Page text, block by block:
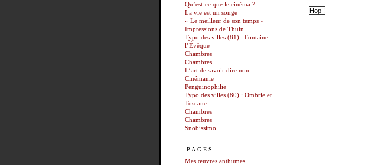
Qu’est-ce que le cinéma ?
La vie est un songe
« Le meilleur de son temps »
Impressions de Thuin
Typo des villes (81) : Fontaine-
l’Évêque
Chambres
Chambres
L’art de savoir dire non
Cinémanie
Penguinophilie
Typo des villes (80) : Ombrie et
Toscane
Chambres
Chambres
Snobissimo
PAGES
Mes œuvres anthumes